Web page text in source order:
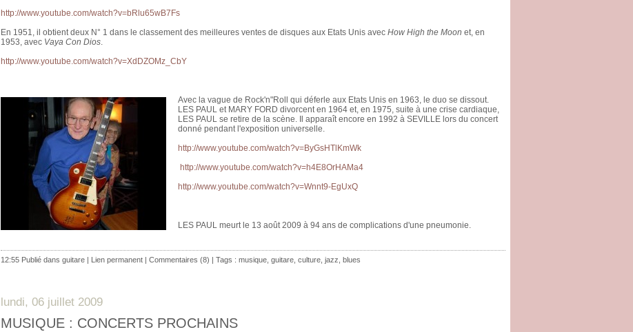
http://www.youtube.com/watch?v=bRlu65wB7Fs
En 1951, il obtient deux N° 1 dans le classement des meilleures ventes de disques aux Etats Unis avec How High the Moon et, en
1953, avec Vaya Con Dios.
http://www.youtube.com/watch?v=XdDZOMz_CbY
Avec la vague de Rock'n"Roll qui déferle aux Etats Unis en 1963, le duo se dissout.
LES PAUL et MARY FORD divorcent en 1964 et, en 1975, suite à une crise cardiaque,
LES PAUL se retire de la scène. Il apparaît encore en 1992 à SEVILLE lors du concert
donné pendant l'exposition universelle.
http://www.youtube.com/watch?v=ByGsHTlKmWk
http://www.youtube.com/watch?v=h4E8OrHAMa4
http://www.youtube.com/watch?v=Wnnt9-EgUxQ
LES PAUL meurt le 13 août 2009 à 94 ans de complications d'une pneumonie.
12:55 Publié dans guitare | Lien permanent | Commentaires (8) | Tags : musique guitare culture jazz blues
lundi, 06 juillet 2009
MUSIQUE : CONCERTS PROCHAINS